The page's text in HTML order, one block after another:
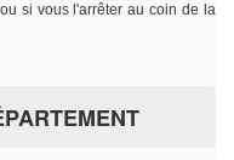
si vous l'arrêter au coin de la